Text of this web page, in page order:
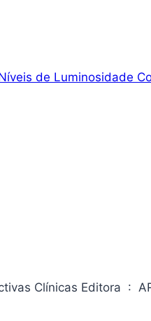
de Luminosidade
EDITORA Data da